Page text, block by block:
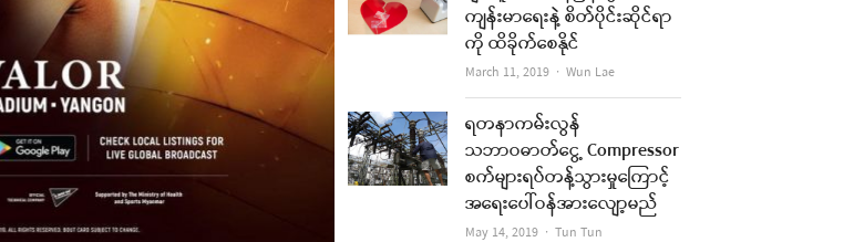
ကျန်းမာရေးနဲ့ စိတ်ပိုင်းဆိုင်ရာ
ကို ထိခိုက်စေနိုင်
March 11, 2019 Author
Wun Lae
ရတနာကမ်းလွန်
သဘာဝဓာတ်ငွေ့ Compressor
စက်များရပ်တန့်သွားမှုကြောင့်
အရေးပေါ်ဝန်အားလျော့မည်
May 14, 2019 Author
Tun Tun